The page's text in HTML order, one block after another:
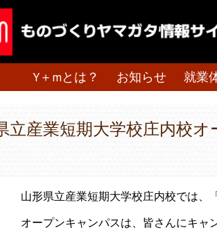
Y＋mとは？ お知らせ 就業
立産業短期大学校庄内校
山形県立産業短期大学校庄内校では、
オープンキャンパスは、皆さんにキャ